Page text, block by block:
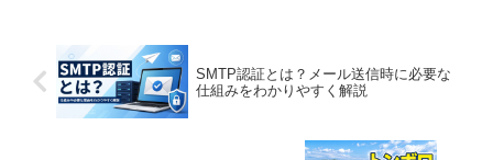
SMTP認証とは？メール送信時に必要な
仕組みをわかりやすく解説